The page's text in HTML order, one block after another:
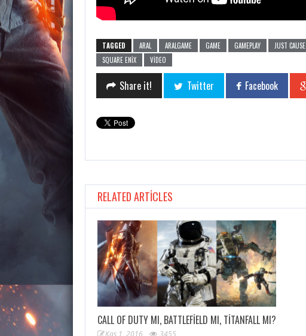
TAGGED ARAL ARALGAME GAME GAMEPLAY JUST CAUSE
SQUARE ENIX
VIDEO
Share it! Twitter Facebook
RELATED ARTICLES
CALL OF DUTY MI, BATTLEFIELD MI, TITANFALL MI?